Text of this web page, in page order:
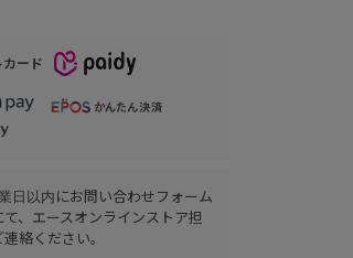
日以内にお問い合わせフォーム
、エースオンラインストア担
絡ください。
ード